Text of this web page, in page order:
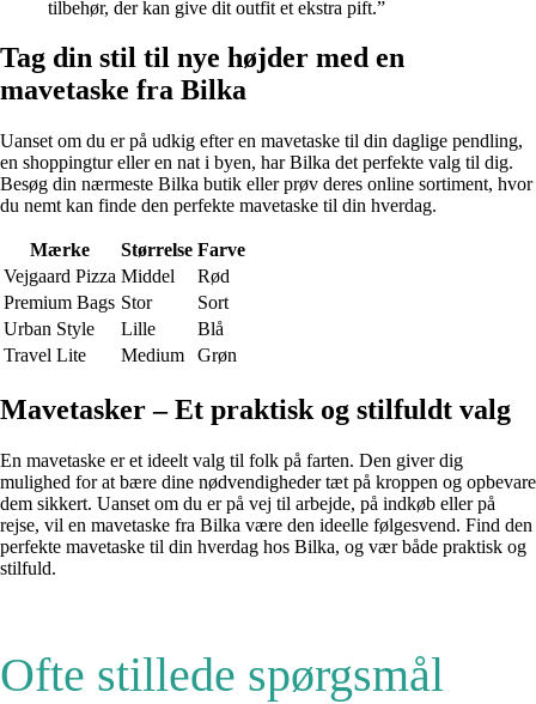
tilbehør, der kan give dit outfit et ekstra pift.”
Tag din stil til nye højder med en
mavetaske fra Bilka
Uanset om du er på udkig efter en mavetaske til din daglige pendling,
en shoppingtur eller en nat i byen, har Bilka det perfekte valg til dig.
Besøg din nærmeste Bilka butik eller prøv deres online sortiment, hvor
du nemt kan finde den perfekte mavetaske til din hverdag.
Mærke Størrelse Farve
Vejgaard Pizza Middel
Rød
Premium Bags Stor
Sort
Urban Style
Lille
Blå
Travel Lite
Medium Grøn
Mavetasker – Et praktisk og stilfuldt valg
En mavetaske er et ideelt valg til folk på farten. Den giver dig
mulighed for at bære dine nødvendigheder tæt på kroppen og opbevare
dem sikkert. Uanset om du er på vej til arbejde, på indkøb eller på
rejse, vil en mavetaske fra Bilka være den ideelle følgesvend. Find den
perfekte mavetaske til din hverdag hos Bilka, og vær både praktisk og
stilfuld.
Ofte stillede spørgsmål